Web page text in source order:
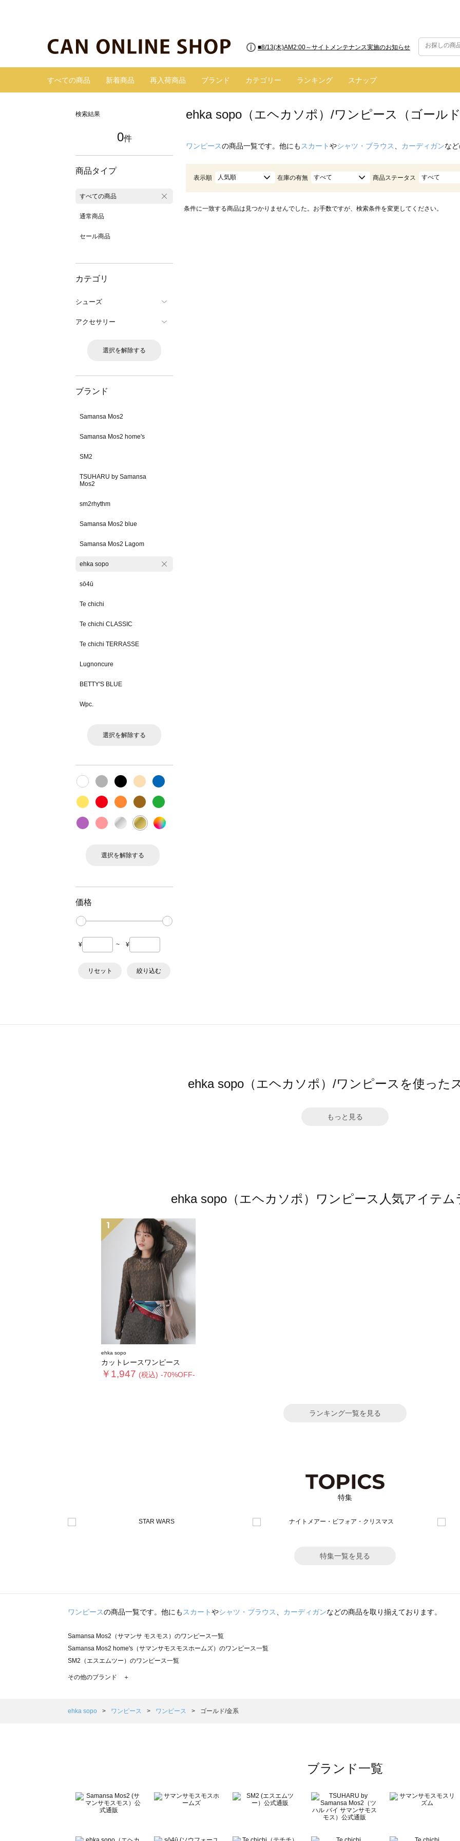
■8/13(木)AM2:00～サイトメンテナンス実施のお知らせ
すべての商品 新着商品 再入荷商品 ブランド カテゴリー ランキング スナップ
検索結果
0件
商品タイプ
すべての商品
通常商品
セール商品
カテゴリ
シューズ
アクセサリー
選択を解除する
ブランド
Samansa Mos2
Samansa Mos2 home's
SM2
TSUHARU by Samansa
Mos2
sm2rhythm
Samansa Mos2 blue
Samansa Mos2 Lagom
ehka sopo
sō4ū
Te chichi
Te chichi CLASSIC
Te chichi TERRASSE
Lugnoncure
BETTY'S BLUE
Wpc.
選択を解除する
選択を解除する
価格
¥ ~ ¥
リセット 絞り込む
ehka sopo（エヘカソポ）/ワンピース（ゴールド
ワンピースの商品一覧です。他にも スカートやシャツ・ブラウス カーディガンな
表示順 人気順 在庫の有無 すべて 商品ステータス すべて
条件に一致する商品は見つかりませんでした。お手数ですが、検索条件を変更してください。
ehka sopo（エヘカソポ）/ワンピースを使った
もっと見る
ehka sopo（エヘカソポ）ワンピース人気アイテ
1
ehka sopo
カットレースワンピース
￥1,947 (税込) -70%OFF-
ランキング一覧を見る
特集
特集一覧を見る
ワンピースの商品一覧です。他にもスカートやシャツ・ブラウス、 カーディガンなどの商品を取り揃えております。
Samansa Mos2（サマンサ モスモス）のワンピース一覧
Samansa Mos2 home's（サマンサモスモスホームズ）のワンピース一覧
SM2（エスエムツー）のワンピース一覧
TSUHARU by Samansa Mos2（ツハルバイサマンサモスモス）のワンピース一覧
Samansa Mos2 Lagom（サマンサモスモス ラーゴム）のワンピース一覧
BETTY'S BLUE（べティーズブルー）のワンピース一覧
Wpc.（ワールドパーティー）のワンピース一覧
その他のブランド ＋
ehka sopo ワンピース ワンピース ゴールド/金系
ブランド一覧